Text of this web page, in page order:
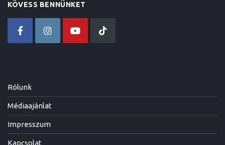
KÖVESS BENNÜNKET
Rólunk
Médiaajánlat
Impresszum
Kapcsolat